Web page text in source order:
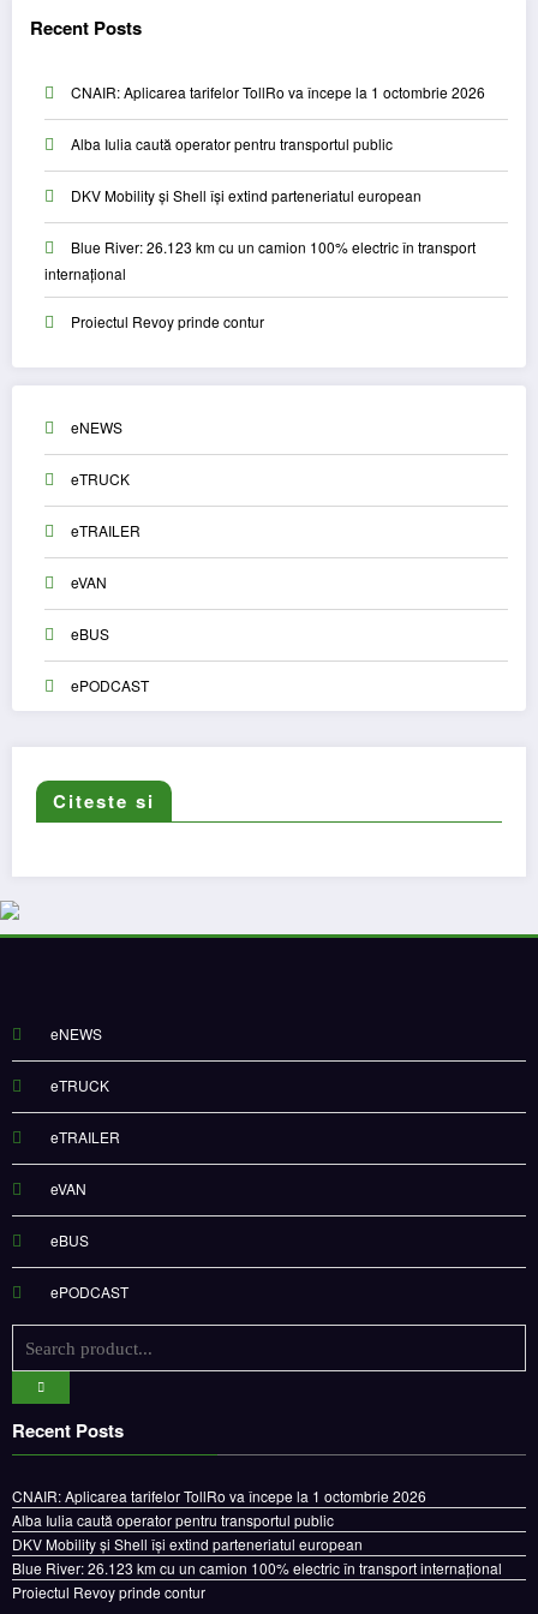
Recent Posts
CNAIR: Aplicarea tarifelor TollRo va începe la 1 octombrie 2026
Alba Iulia caută operator pentru transportul public
DKV Mobility și Shell își extind parteneriatul european
Blue River: 26.123 km cu un camion 100% electric în transport
internațional
Proiectul Revoy prinde contur
eNEWS
eTRUCK
eTRAILER
eVAN
eBUS
ePODCAST
Citeste si
eNEWS
eTRUCK
eTRAILER
eVAN
eBUS
ePODCAST
Recent Posts
CNAIR: Aplicarea tarifelor TollRo va începe la 1 octombrie 2026
Alba Iulia caută operator pentru transportul public
DKV Mobility și Shell își extind parteneriatul european
Blue River: 26.123 km cu un camion 100% electric în transport internațional
Proiectul Revoy prinde contur